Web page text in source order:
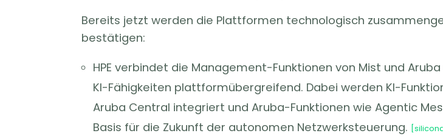
Bereits jetzt werden die Plattformen technologisch
bestätigen:
HPE verbindet die Management-Funktionen von Mist und
KI-Fähigkeiten plattformübergreifend. Dabei werden KI-
Aruba Central integriert und Aruba-Funktionen wie Agentic
Basis für die Zukunft der autonomen Netzwerksteuerung.